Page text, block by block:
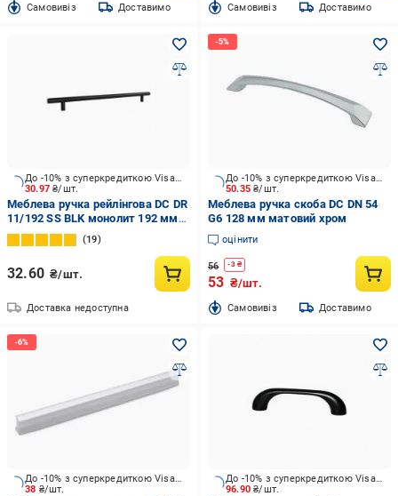
Cамовивіз Доставимо Cамовивіз Доставимо
30.97₴/шт.
До -10% з суперкредиткою Visa Вигода
Меблева ручка рейлінгова DC DR
11/192 SS BLK монолит 192 мм
чорний
19
32.60 ₴/шт.
Доставка недоступна
50.35₴/шт.
До -10% з суперкредиткою Visa Вигода
Меблева ручка скоба DC DN 54
G6 128 мм матовий хром
оцінити
56 -3₴
53 ₴/шт.
Cамовивіз Доставимо
38 ₴/шт.
До -10% з суперкредиткою Visa Вигода
96.90₴/шт.
До -10% з суперкредиткою Visa Вигода